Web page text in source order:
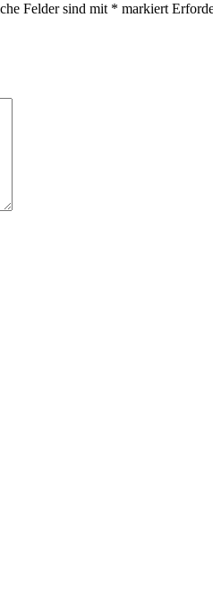
Felder sind mit * markiert